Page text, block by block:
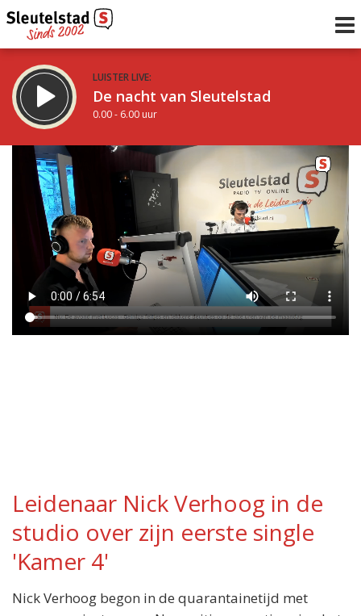
LUISTER LIVE:
De nacht van Sleutelstad
0.00 - 6.00 uur
STRAKS:
De ochtend van Sleutelstad
6.00 - 12.00 uur
Vorig uur
uur 1 van 0 Volgend uur
Inklappen
Leidenaar Nick Verhoog in de
studio over zijn eerste single
'Kamer 4'
Nick Verhoog begon in de quarantainetijd met